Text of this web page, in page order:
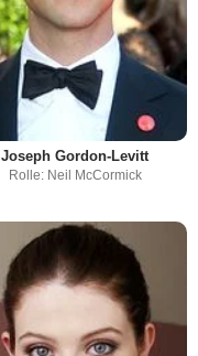
Joseph Gordon-Levitt
Rolle: Neil McCormick